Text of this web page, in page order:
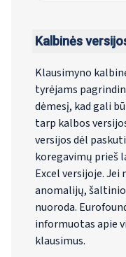
Kalbinės
Klausimyno
tyrėjams
dėmesį, kad gali
tarp kalbos
versijos dėl
koregavimų prieš
Excel versijoje.
anomalijų,
nuoroda.
informuotas apie
klausimus.